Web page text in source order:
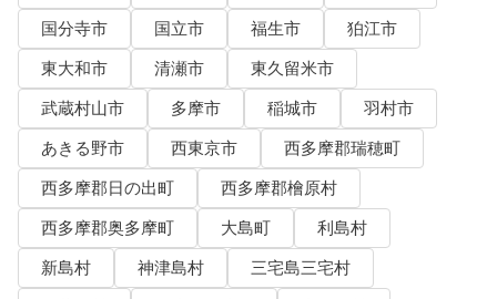
国分寺市
国立市 福生市
狛江市
東大和市
清瀬市
東久留米市
武蔵村山市
多摩市 稲城市
羽村市
あきる野市
西東京市
西多摩郡瑞穂町
西多摩郡日の出町
西多摩郡檜原村
西多摩郡奥多摩町
大島町
利島村
新島村
神津島村
三宅島三宅村